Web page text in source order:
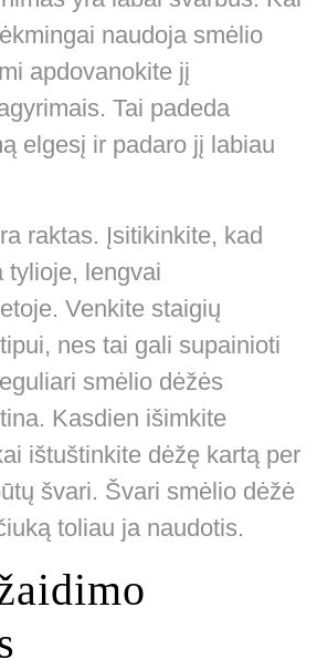
naudoja smėlio
apdovanokite jį
Tai padeda
elgesį ir padaro jį labiau
raktas. Įsitikinkite, kad
tylioje, lengvai
Venkite staigių
nes tai gali supainioti
smėlio dėžės
Kasdien išimkite
ištuštinkite dėžę kartą per
švari. Švari smėlio dėžė
toliau ja naudotis.